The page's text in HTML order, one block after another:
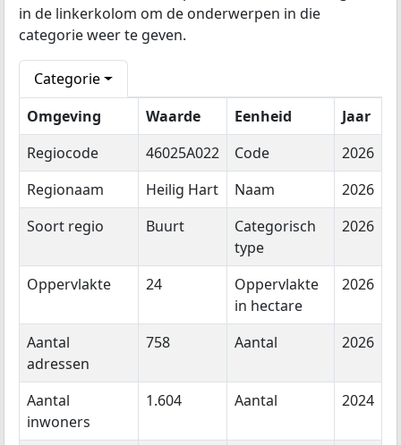
in de linkerkolom om de onderwerpen in die
categorie weer te geven.
Categorie
Omgeving
Waarde Eenheid
Jaar
Regiocode
46025A022 Code
2026
Regionaam
Heilig Hart Naam
2026
Soort regio
Buurt
Categorisch
type
2026
Oppervlakte 24
Oppervlakte
in hectare
2026
Aantal
adressen
758 Aantal 2026
Aantal
inwoners
1.604 Aantal 2024